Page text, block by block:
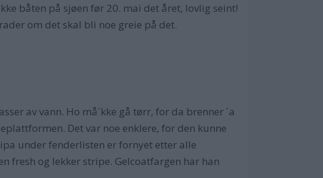
båten på sjøen før 20. mai det året, lovlig seint!
om det skal bli noe greie på det.
av vann. Ho må´kke gå tørr, for da brenner ´a
Det var noe enklere, for den kunne
under fenderlisten er fornyet etter alle
fresh og lekker stripe. Gelcoatfargen har han